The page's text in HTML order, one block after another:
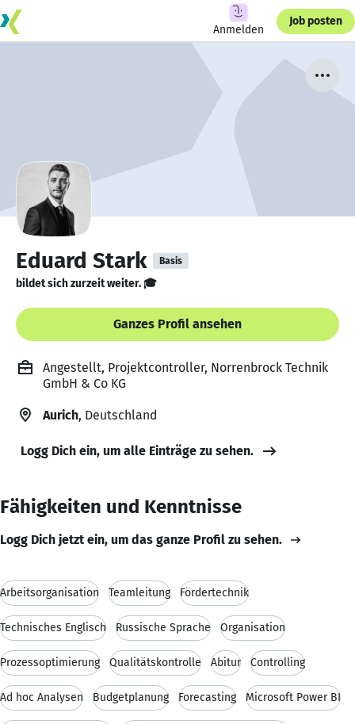
Anmelden
Job posten
Eduard Stark Basis
bildet sich zurzeit weiter. 🎓
Ganzes Profil ansehen
Angestellt, Projektcontroller, Norrenbrock Technik
GmbH & Co KG
Aurich, Deutschland
Logg Dich ein, um alle Einträge zu sehen.
Fähigkeiten und Kenntnisse
Logg Dich jetzt ein, um das ganze Profil zu sehen.
Arbeitsorganisation Teamleitung Fördertechnik
Technisches Englisch Russische Sprache Organisation
Prozessoptimierung Qualitätskontrolle Abitur Controlling
Ad hoc Analysen Budgetplanung Forecasting Microsoft Power BI